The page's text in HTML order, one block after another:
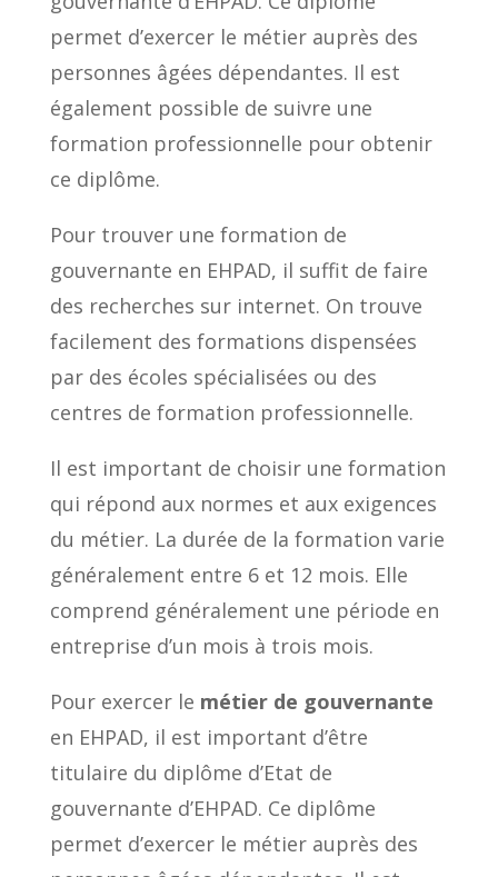
permet d’exercer le métier auprès des
personnes âgées dépendantes. Il est
également possible de suivre une
formation professionnelle pour obtenir
ce diplôme.
Pour trouver une formation de
gouvernante en EHPAD, il suffit de faire
des recherches sur internet. On trouve
facilement des formations dispensées
par des écoles spécialisées ou des
centres de formation professionnelle.
Il est important de choisir une formation
qui répond aux normes et aux exigences
du métier. La durée de la formation varie
généralement entre 6 et 12 mois. Elle
comprend généralement une période en
entreprise d’un mois à trois mois.
Pour exercer le métier de gouvernante
en EHPAD, il est important d’être
titulaire du diplôme d’Etat de
gouvernante d’EHPAD. Ce diplôme
permet d’exercer le métier auprès des